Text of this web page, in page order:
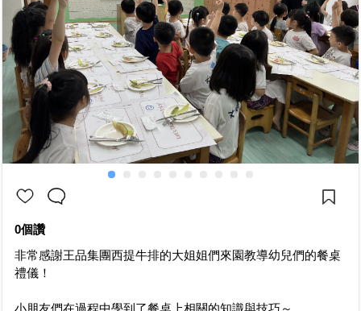
0個讚
非常感謝王品集團西提牛排的大姐姐們來園教導幼兒們的餐桌
禮儀！
小朋友們在過程中學到了餐桌上相關的知識與技巧～